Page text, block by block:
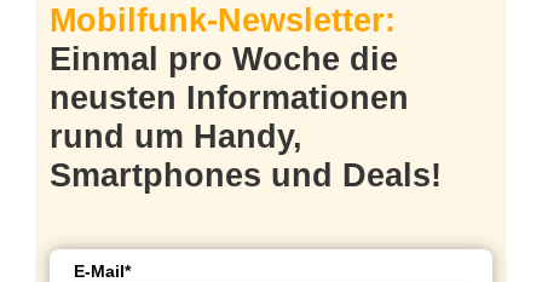
Mobilfunk-Newsletter:
Einmal pro Woche die
neusten Informationen
rund um Handy,
Smartphones und Deals!
E-Mail*